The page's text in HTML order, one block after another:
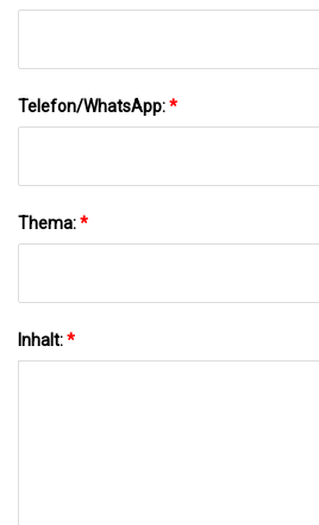
Telefon/WhatsApp:*
Thema:*
Inhalt:*